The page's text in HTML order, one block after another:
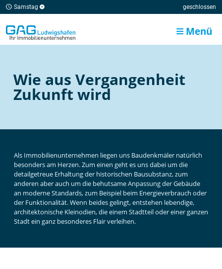
Samstag geschlossen
Menü
Wie aus Vergangenheit
Zukunft wird
Als Immobilienunternehmen liegen uns Baudenkmäler natürlich
besonders am Herzen. Zum einen geht es uns dabei um die
detailgetreue Erhaltung der historischen Bausubstanz, zum
anderen aber auch um die behutsame Anpassung der Gebäude
an moderne Standards, zum Beispiel beim Energieverbrauch oder
der Funktionalität. Wenn beides gelingt, entstehen lebendige,
architektonische Kleinodien, die einem Stadtteil oder einer ganzen
Stadt ein ganz besonderes Flair verleihen.